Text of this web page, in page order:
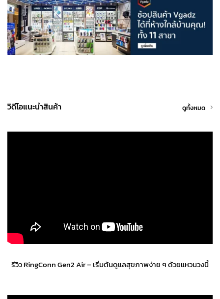
วิดีโอแนะนำสินค้า ดูทั้งหมด
รีวิว RingConn Gen2 Air – เริ่มต้นดูแลสุขภาพง่าย ๆ ด้วยแหวนวงนี้